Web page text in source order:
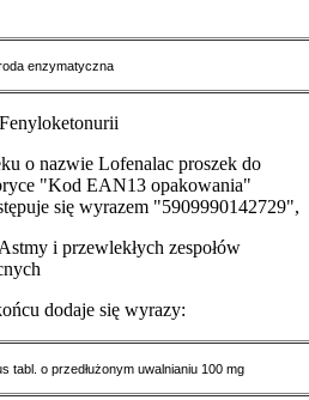
enzymatyczna
o nazwie Lofenalac proszek do
"Kod EAN13 opakowania"
się wyrazem "5909990142729",
i przewlekłych zespołów
dodaje się wyrazy:
tabl. o przedłużonym uwalnianiu 100 mg